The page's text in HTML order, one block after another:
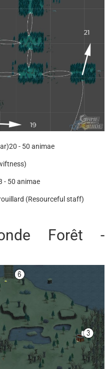
20 - 50 animae
- 50 animae
(Resourceful staff)
Forêt -